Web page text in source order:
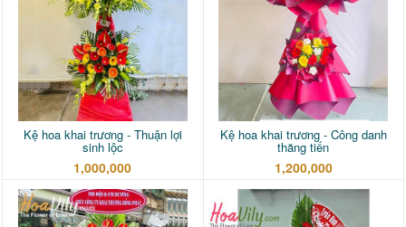
Kệ hoa khai trương - Thuận lợi
sinh lộc
1,000,000
Kệ hoa khai trương - Công danh
thăng tiến
1,200,000